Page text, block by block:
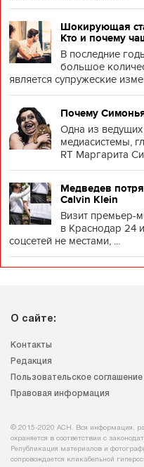
Шокирующая
Кто и почему
В последние
большое
является супружеские
Почему
Одна из ведущих
медиасистемы,
RT Маргарита
Медведев
Calvin Klein
Визит премьер-
в Краснодар 24
соцсетей не местами, ...
О сайте:
Контакты
Редакция
Пользовательское соглашение
Правовая информация
© 2015-2020 АСН. Вся информация,
охраняется в соответствии с
Републикация материалов и
сопровождается кликабельной